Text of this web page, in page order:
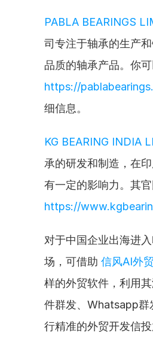
PABLA BEARINGS
司专注于轴承的生产
https://
细信息。
KG BEARING INDIA
承的研发和制造，在
https://
对于中国企业出海进
场，可借助 信风AI外
样的外贸软件，利用
件群发、Whatsapp群
行精准的外贸开发信